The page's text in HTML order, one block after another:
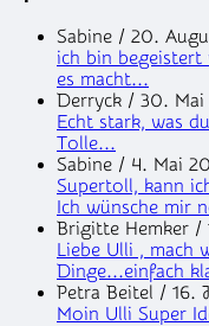
Sabine / 20.
ich bin begeistert
es macht...
Derryck / 30. Mai
Echt stark, was
Tolle...
Sabine / 4. Mai
Supertoll, kann
Ich wünsche mir
Brigitte Hemker /
Liebe Ulli , mach
Dinge...einfach
Petra Beitel / 16.
Moin Ulli Super